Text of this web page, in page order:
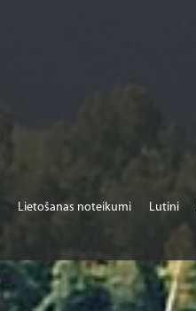
Lietošanas noteikumi Lutini